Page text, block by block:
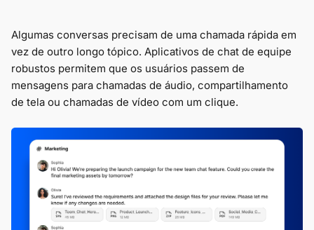
Algumas conversas precisam de uma chamada rápida em
vez de outro longo tópico. Aplicativos de chat de equipe
robustos permitem que os usuários passem de
mensagens para chamadas de áudio, compartilhamento
de tela ou chamadas de vídeo com um clique.